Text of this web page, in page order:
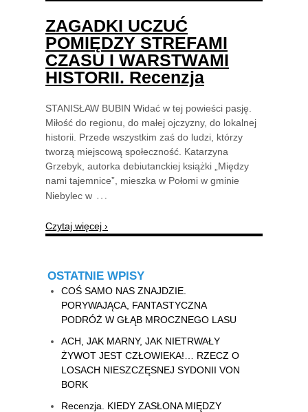
ZAGADKI UCZUĆ
POMIĘDZY STREFAMI
CZASU I WARSTWAMI
HISTORII. Recenzja
STANISŁAW BUBIN Widać w tej powieści pasję.
Miłość do regionu, do małej ojczyzny, do lokalnej
historii. Przede wszystkim zaś do ludzi, którzy
tworzą miejscową społeczność. Katarzyna
Grzebyk, autorka debiutanckiej książki „Między
nami tajemnice”, mieszka w Połomi w gminie
Niebylec w …
Czytaj więcej ›
OSTATNIE WPISY
COŚ SAMO NAS ZNAJDZIE.
PORYWAJĄCA, FANTASTYCZNA
PODRÓŻ W GŁĄB MROCZNEGO LASU
ACH, JAK MARNY, JAK NIETRWAŁY
ŻYWOT JEST CZŁOWIEKA!… RZECZ O
LOSACH NIESZCZĘSNEJ SYDONII VON
BORK
Recenzja. KIEDY ZASŁONA MIĘDZY